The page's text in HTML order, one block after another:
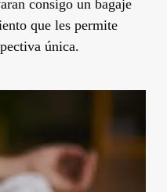
consigo un bagaje
que les permite
única.